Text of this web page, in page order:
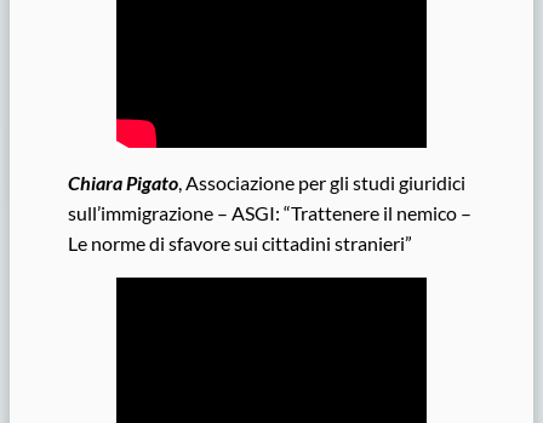
Chiara Pigato, Associazione per gli studi giuridici
sull’immigrazione – ASGI: “Trattenere il nemico –
Le norme di sfavore sui cittadini stranieri”